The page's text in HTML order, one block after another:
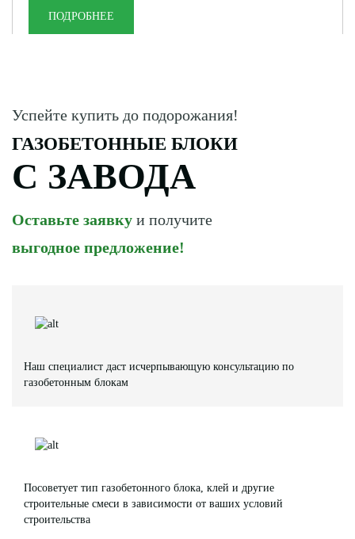
ПОДРОБНЕЕ
Успейте купить до подорожания!
ГАЗОБЕТОННЫЕ БЛОКИ
С ЗАВОДА
Оставьте заявку и получите
выгодное предложение!
Наш специалист даст исчерпывающую консультацию по
газобетонным блокам
Посоветует тип газобетонного блока, клей и другие
строительные смеси в зависимости от ваших условий
строительства